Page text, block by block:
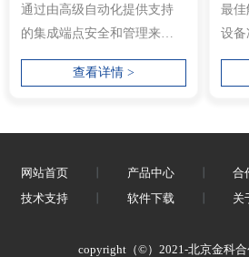
通过由高级自动化提供支持
的集成端点安全和管理来保
护您的 Apple 设备。 设备管
查看详情 >
最佳
设备
级
网站首页 产品中心 合
技术支持
软件下载 关
copyright（©）2021-北京金科合